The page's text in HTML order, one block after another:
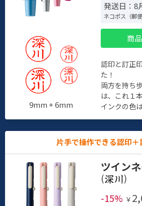
9mm + 6mm
発送日：8
ネコポス（郵
商
認印と訂正
た！
両方を持ち
は、これ１
インクの色
片手で操作できる認印＋
ツイン
(
)
-15% ￥